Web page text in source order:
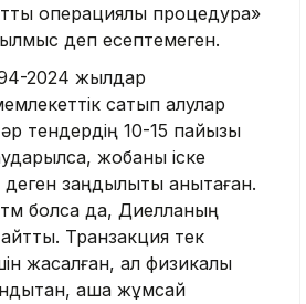
операциялық процедура»
деп есептемеген.
2024 жылдар
сатып алулар
тендердің 10-15 пайызы
жобаны іске
заңдылықты анықтаған.
болса да, Диелланың
айтты. Транзакция тек
жасалған, ал физикалық
ақша жұмсай